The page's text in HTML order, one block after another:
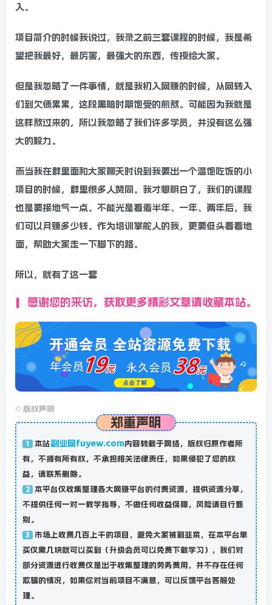
入。
项目简介的时候我说过，我录之前三套课程的时候，我是希
望把我最好，最厉害，最强大的东西，传授给大家。
但是我忽略了一件事情，就是我初入网赚的时候，从网转入
们到欠债累累，这段黑暗时期饱受的煎熬。可能因为我就是
这样熬过来的，所以我忽略了我们许多学员，并没有这么强
大的毅力。
而当我在群里面和大家聊天时说到我要出一个温饱吃饭的小
项目的时候，群里很多人赞同。我才想明白了，我们的课程
也是要接地气一点。不能光是看着半年、一年、两年后，我
们可以月赚多少钱。作为培训掌舵人的我，更要低头看看地
面，帮助大家走一下脚下的路。
所以，就有了这一套
感谢您的来访，获取更多精彩文章请收藏本站。
© 版权声明
郑重声明
1 本站副业网fuyew.com内容转载于网络，版权归原作者所
有，不拥有所有权，不承担相关法律责任，如果侵犯了您的权
益，请联系删除。
2 本平台仅收集整理各大网赚平台的付费资源，提供资源分享，
不提供任何一对一教学指导，不做任何收益保障，风险请自行甄
别。
3 市场上收费几百上千的项目，避免大家被割韭菜，在本平台单
买仅需几块就可以买到（升级会员可以免费下载学习），我们对
部分资源进行收费仅是出于收集整理的劳务费用，并不存在任何
欺骗的情况，如果你对当前项目不满意，可以反馈平台客服处
理。